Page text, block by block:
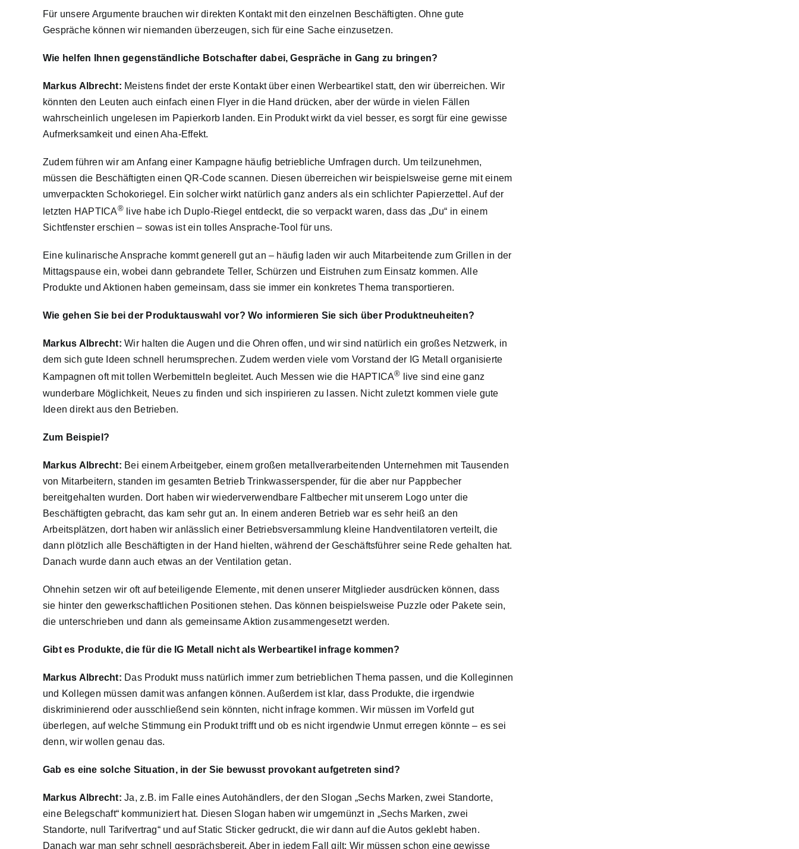
Für unsere Argumente brauchen wir direkten Kontakt mit den einzelnen Beschäftigten. Ohne gute
Gespräche können wir niemanden überzeugen, sich für eine Sache einzusetzen.
Wie helfen Ihnen gegenständliche Botschafter dabei, Gespräche in Gang zu bringen?
Markus Albrecht: Meistens findet der erste Kontakt über einen Werbeartikel statt, den wir überreichen. Wir
könnten den Leuten auch einfach einen Flyer in die Hand drücken, aber der würde in vielen Fällen
wahrscheinlich ungelesen im Papierkorb landen. Ein Produkt wirkt da viel besser, es sorgt für eine gewisse
Aufmerksamkeit und einen Aha-Effekt.
Zudem führen wir am Anfang einer Kampagne häufig betriebliche Umfragen durch. Um teilzunehmen,
müssen die Beschäftigten einen QR-Code scannen. Diesen überreichen wir beispielsweise gerne mit einem
umverpackten Schokoriegel. Ein solcher wirkt natürlich ganz anders als ein schlichter Papierzettel. Auf der
letzten HAPTICA®live habe ich Duplo-Riegel entdeckt, die so verpackt waren, dass das „Du“ in einem
Sichtfenster erschien – sowas ist ein tolles Ansprache-Tool für uns.
Eine kulinarische Ansprache kommt generell gut an – häufig laden wir auch Mitarbeitende zum Grillen in der
Mittagspause ein, wobei dann gebrandete Teller, Schürzen und Eistruhen zum Einsatz kommen. Alle
Produkte und Aktionen haben gemeinsam, dass sie immer ein konkretes Thema transportieren.
Wie gehen Sie bei der Produktauswahl vor? Wo informieren Sie sich über Produktneuheiten?
Markus Albrecht:Wir halten die Augen und die Ohren offen, und wir sind natürlich ein großes Netzwerk, in
dem sich gute Ideen schnell herumsprechen. Zudem werden viele vom Vorstand der IG Metall organisierte
Kampagnen oft mit tollen Werbemitteln begleitet. Auch Messen wie die HAPTICA® live sind eine ganz
wunderbare Möglichkeit, Neues zu finden und sich inspirieren zu lassen. Nicht zuletzt kommen viele gute
Ideen direkt aus den Betrieben.
Zum Beispiel?
Markus Albrecht: Bei einem Arbeitgeber, einem großen metallverarbeitenden Unternehmen mit Tausenden
von Mitarbeitern, standen im gesamten Betrieb Trinkwasserspender, für die aber nur Pappbecher
bereitgehalten wurden. Dort haben wir wiederverwendbare Faltbecher mit unserem Logo unter die
Beschäftigten gebracht, das kam sehr gut an. In einem anderen Betrieb war es sehr heiß an den
Arbeitsplätzen, dort haben wir anlässlich einer Betriebsversammlung kleine Handventilatoren verteilt, die
dann plötzlich alle Beschäftigten in der Hand hielten, während der Geschäftsführer seine Rede gehalten hat.
Danach wurde dann auch etwas an der Ventilation getan.
Ohnehin setzen wir oft auf beteiligende Elemente, mit denen unserer Mitglieder ausdrücken können, dass
sie hinter den gewerkschaftlichen Positionen stehen. Das können beispielsweise Puzzle oder Pakete sein,
die unterschrieben und dann als gemeinsame Aktion zusammengesetzt werden.
Gibt es Produkte, die für die IG Metall nicht als Werbeartikel infrage kommen?
Markus Albrecht: Das Produkt muss natürlich immer zum betrieblichen Thema passen, und die Kolleginnen
und Kollegen müssen damit was anfangen können. Außerdem ist klar, dass Produkte, die irgendwie
diskriminierend oder ausschließend sein könnten, nicht infrage kommen. Wir müssen im Vorfeld gut
überlegen, auf welche Stimmung ein Produkt trifft und ob es nicht irgendwie Unmut erregen könnte – es sei
denn, wir wollen genau das.
Gab es eine solche Situation, in der Sie bewusst provokant aufgetreten sind?
Markus Albrecht:Ja, z.B. im Falle eines Autohändlers, der den Slogan „Sechs Marken, zwei Standorte,
eine Belegschaft“ kommuniziert hat. Diesen Slogan haben wir umgemünzt in „Sechs Marken, zwei
Standorte, null Tarifvertrag“ und auf Static Sticker gedruckt, die wir dann auf die Autos geklebt haben.
Danach war man sehr schnell gesprächsbereit. Aber in jedem Fall gilt: Wir müssen schon eine gewisse